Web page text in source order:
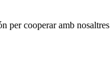
per cooperar amb